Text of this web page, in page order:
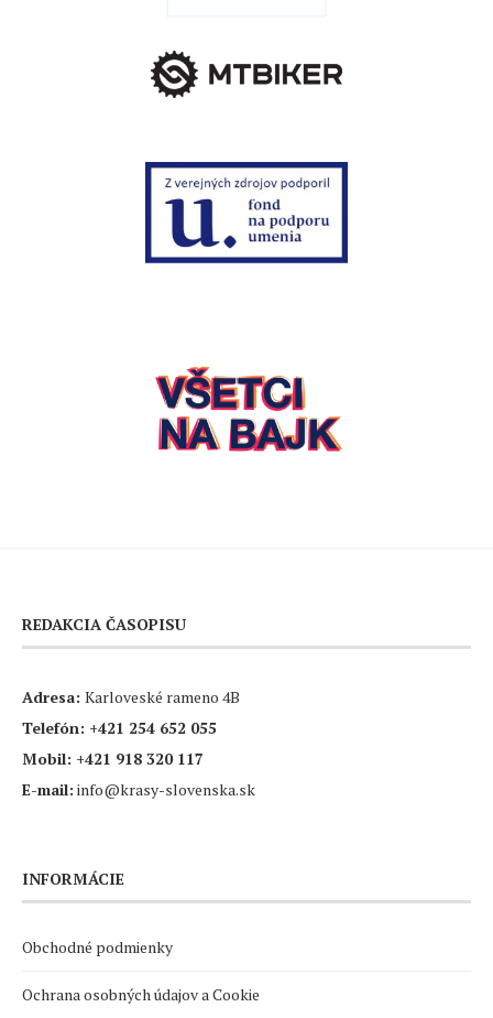
REDAKCIA ČASOPISU
Adresa: Karloveské rameno 4B
Telefón: +421 254 652 055
Mobil: +421 918 320 117
E-mail: info@krasy-slovenska.sk
INFORMÁCIE
Obchodné podmienky
Ochrana osobných údajov a Cookie